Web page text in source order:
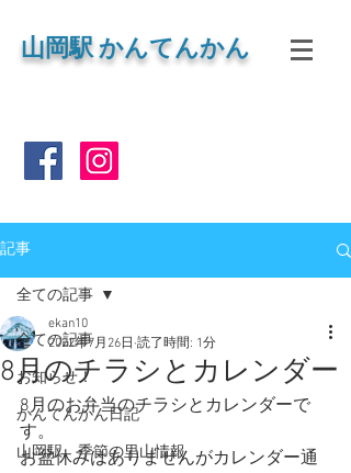
山岡駅 かんてんかん
記事
全ての記事
お知らせ！
かんてんかん日記
山岡駅 季節の里山情報
全ての記事
8月のチラシとカレンダー
ekan10
2022年7月26日 読了時間: 1分
8月のお弁当のチラシとカレンダーで
す。
お盆休みはありませんがカレンダー通